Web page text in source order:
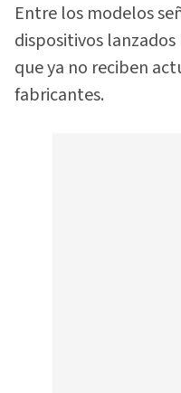
Entre los modelos
dispositivos lanzados
que ya no reciben
fabricantes.